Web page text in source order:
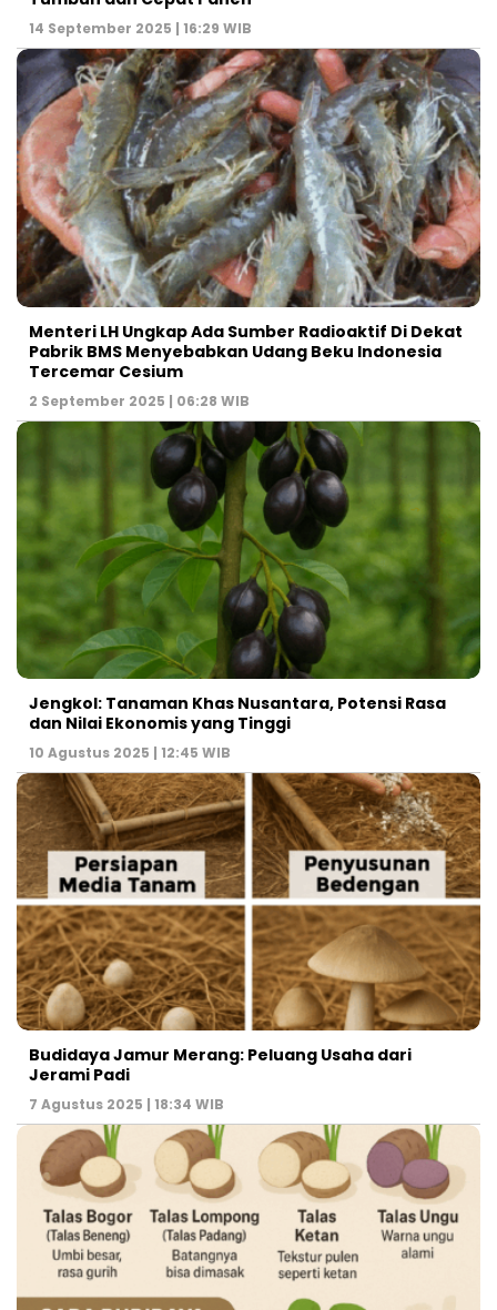
14 September 2025 | 16:29 WIB
Menteri LH Ungkap Ada Sumber Radioaktif Di Dekat
Pabrik BMS Menyebabkan Udang Beku Indonesia
Tercemar Cesium
2 September 2025 | 06:28 WIB
Jengkol: Tanaman Khas Nusantara, Potensi Rasa
dan Nilai Ekonomis yang Tinggi
10 Agustus 2025 | 12:45 WIB
Budidaya Jamur Merang: Peluang Usaha dari
Jerami Padi
7 Agustus 2025 | 18:34 WIB